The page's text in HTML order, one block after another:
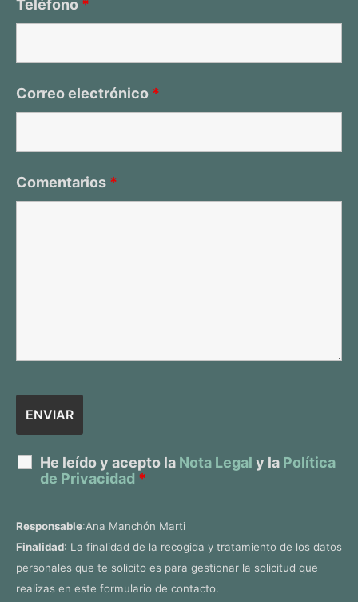
Teléfono *
Correo electrónico *
Comentarios *
He leído y acepto la Nota Legal y la Política
de Privacidad *
Responsable:Ana Manchón Marti
Finalidad: La finalidad de la recogida y tratamiento de los datos
personales que te solicito es para gestionar la solicitud que
realizas en este formulario de contacto.